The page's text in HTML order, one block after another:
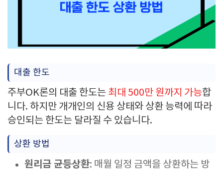
대출 한도
주부OK론의 대출 한도는 최대 500만 원까지 가능합
니다. 하지만 개개인의 신용 상태와 상환 능력에 따라
승인되는 한도는 달라질 수 있습니다.
상환 방법
원리금 균등상환: 매월 일정 금액을 상환하는 방